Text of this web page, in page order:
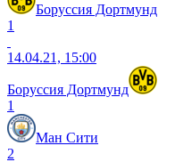
Боруссия Дортмунд
1
14.04.21, 15:00
Боруссия Дортмунд
1
Ман Сити
2